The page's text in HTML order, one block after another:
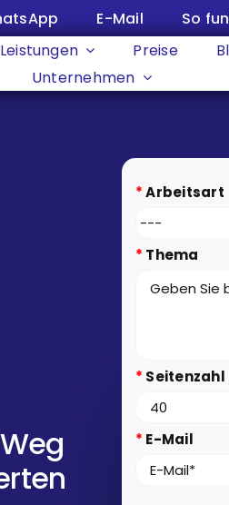
E-Mail
So
Leistungen Preise
Unternehmen
*Arbeitsart
* Thema
* Seitenzahl
* E-Mail